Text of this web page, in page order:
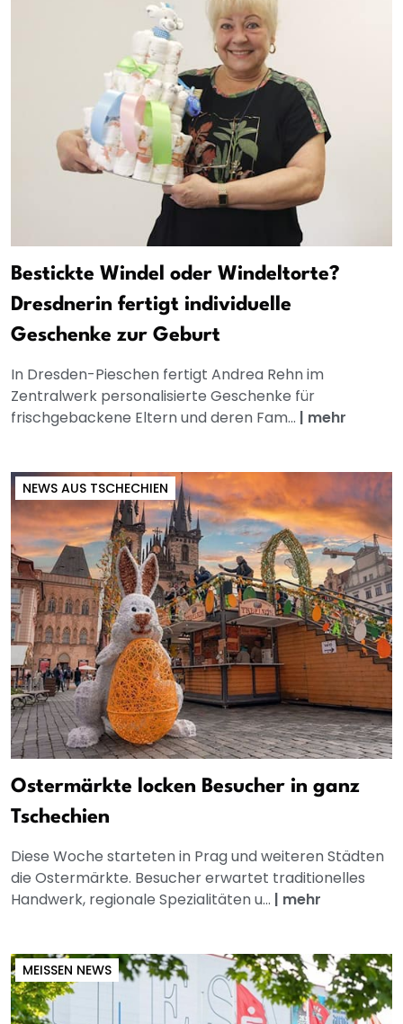
Bestickte Windel oder Windeltorte?
Dresdnerin fertigt individuelle
Geschenke zur Geburt
In Dresden-Pieschen fertigt Andrea Rehn im
Zentralwerk personalisierte Geschenke für
frischgebackene Eltern und deren Fam... | mehr
NEWS AUS TSCHECHIEN
Ostermärkte locken Besucher in ganz
Tschechien
Diese Woche starteten in Prag und weiteren Städten
die Ostermärkte. Besucher erwartet traditionelles
Handwerk, regionale Spezialitäten u... | mehr
MEISSEN NEWS